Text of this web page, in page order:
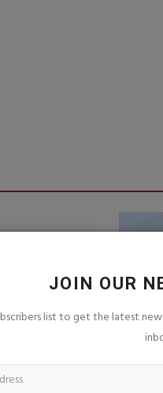
JOIN OUR
list to get the latest
21, 2026
ખાતે